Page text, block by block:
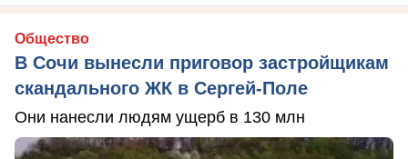
Общество
В Сочи вынесли приговор застройщикам
скандального ЖК в Сергей-Поле
Они нанесли людям ущерб в 130 млн